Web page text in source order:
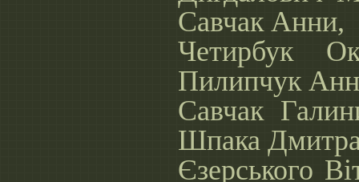
Савчак Анни,
Четирбук
Пилипчук
Савчак
Шпака
Єзерського